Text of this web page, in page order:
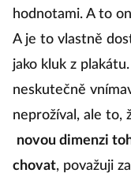
hodnotami. A to
A je to vlastně
jako kluk z
neskutečně
neprožíval, ale to,
novou dimenzi
chovat, považuji